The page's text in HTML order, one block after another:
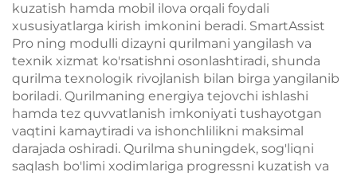
kuzatish hamda mobil ilova orqali foydali
xususiyatlarga kirish imkonini beradi. SmartAssist
Pro ning modulli dizayni qurilmani yangilash va
texnik xizmat ko'rsatishni osonlashtiradi, shunda
qurilma texnologik rivojlanish bilan birga yangilanib
boriladi. Qurilmaning energiya tejovchi ishlashi
hamda tez quvvatlanish imkoniyati tushayotgan
vaqtini kamaytiradi va ishonchlilikni maksimal
darajada oshiradi. Qurilma shuningdek, sog'liqni
saqlash bo'limi xodimlariga progressni kuzatish va